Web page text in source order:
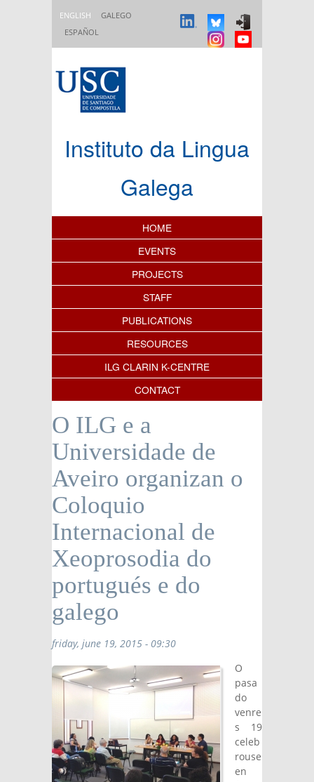
ENGLISH
GALEGO
ESPAÑOL
Instituto da Lingua
Galega
Content Index
HOME
EVENTS
PROJECTS
STAFF
PUBLICATIONS
RESOURCES
ILG CLARIN K-CENTRE
CONTACT
O ILG e a
Universidade de
Aveiro organizan o
Coloquio
Internacional de
Xeoprosodia do
portugués e do
galego
friday, june 19, 2015 - 09:30
O
pasa
do
venre
s 19
celeb
rouse
en